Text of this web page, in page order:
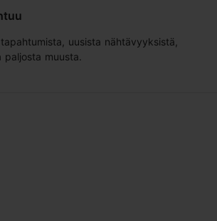
uusista nähtävyyksistä,
muusta.